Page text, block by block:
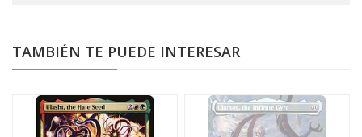
TAMBIÉN TE PUEDE INTERESAR